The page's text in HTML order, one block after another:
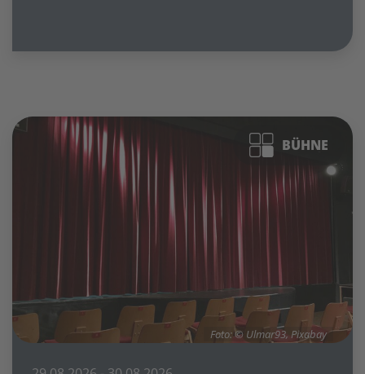
BÜHNE
Foto: © Ulmar93, Pixabay